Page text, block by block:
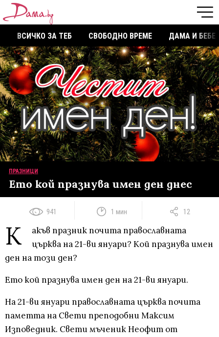
ВСИЧКО ЗА ТЕБ СВОБОДНО ВРЕМЕ ДАМА И БЕБЕ
ПРАЗНИЦИ
Ето кой празнува имен ден днес
941 1 мин 12
К
акъв празник почита православната
църква на 21-ви януари? Кой празнува имен
ден на този ден?
Ето кой празнува имен ден на 21-ви януари.
На 21-ви януари православната църква почита
паметта на Свети преподобни Максим
Изповедник. Свети мъченик Неофит от